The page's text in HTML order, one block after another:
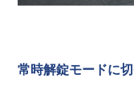
常時解錠モードに切